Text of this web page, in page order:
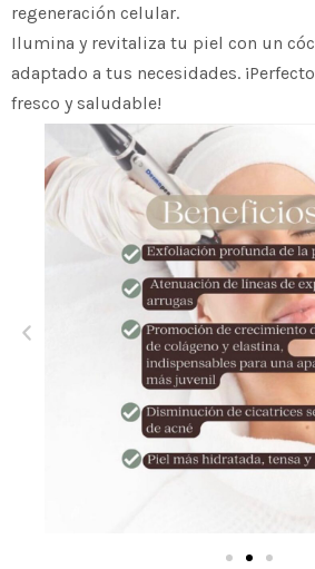
regeneración celular.
Ilumina y revitaliza tu piel con un
adaptado a tus necesidades.
fresco y saludable!